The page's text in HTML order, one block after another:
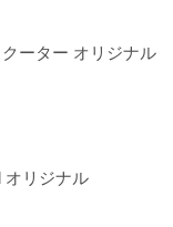
ーター オリジナル
オリジナル